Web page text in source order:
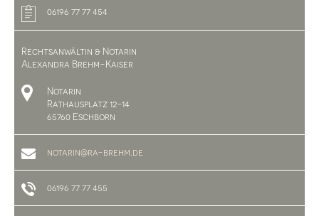
06196 77 77 454
Rechtsanwältin & Notarin
Alexandra Brehm-Kaiser
Notarin
Rathausplatz 12-14
65760 Eschborn
notarin@ra-brehm.de
06196 77 77 455